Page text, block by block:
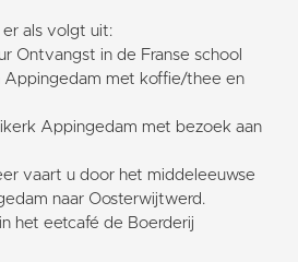
er als volgt uit:
Ontvangst in de Franse school
Appingedam met koffie/thee en
Appingedam met bezoek aan
vaart u door het middeleeuwse
naar Oosterwijtwerd.
het eetcafé de Boerderij